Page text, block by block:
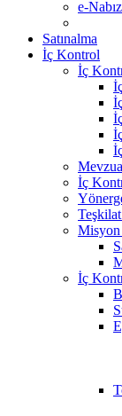
e-
Satınalma
İç Kontrol
İç
İç
Teşkilat
İç